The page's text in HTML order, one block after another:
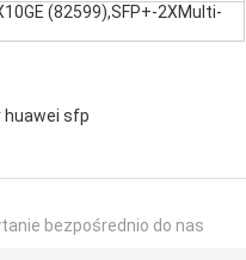
(82599),SFP+-2XMulti-
sfp
bezpośrednio do nas